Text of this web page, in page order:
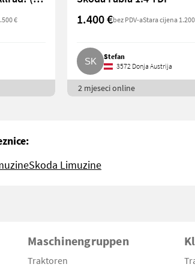
€ 1.400 €bez PDV-aStara cijena
Stefan
3572 Donja Austrija
2 mjeseci online
Skoda Limuzine
Maschinengruppen
Traktoren